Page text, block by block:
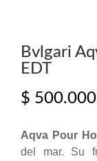
Bvlgari
EDT
$ 500.000
Aqva Pour
del mar. Su